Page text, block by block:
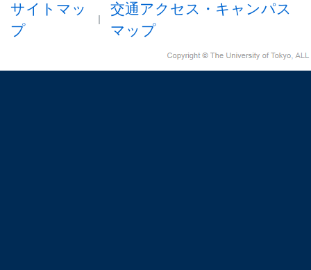
サイトマッ
プ
交通アクセス・キャンパス
マップ